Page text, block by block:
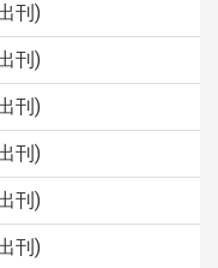
刊)
刊)
刊)
刊)
刊)
刊)